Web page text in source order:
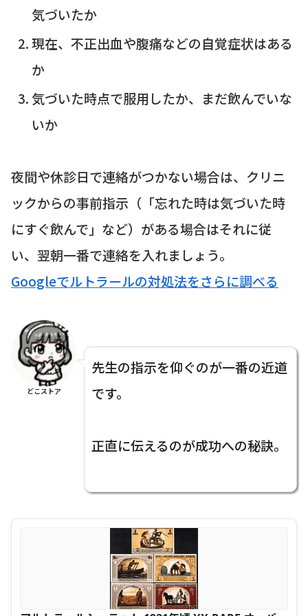
気づいたか
現在、不正出血や腹痛などの自覚症状はある
か
気づいた時点で服用したか、まだ飲んでいな
いか
夜間や休診日で連絡がつかない場合は、クリニ
ックからの事前指示（「忘れた時は気づいた時
にすぐ飲んで」など）がある場合はそれに従
い、翌朝一番で連絡を入れましょう。
Googleでルトラールの対処法をさらに調べる
どこストア
先生の指示を仰ぐのが一番の近道
です。
正直に伝えるのが成功への秘訣。